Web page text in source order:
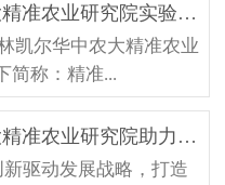
格林凯尔华中农大精准农业研究院实验站...
凯尔华中农大精准农业
简称：精准...
格林凯尔华中农大精准农业研究院助力第...
驱动发展战略，打造